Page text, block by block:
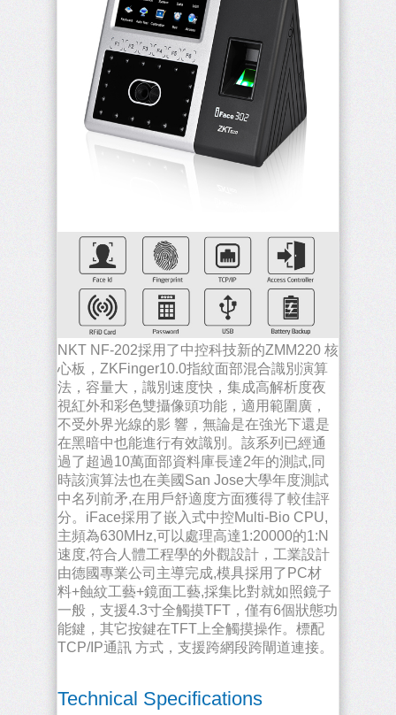
NKT NF-202採用了中控科技新的ZMM220 核
心板，ZKFinger10.0指紋面部混合識別演算
法，容量大，識別速度快，集成高解析度夜
視紅外和彩色雙攝像頭功能，適用範圍廣，
不受外界光線的影 響，無論是在強光下還是
在黑暗中也能進行有效識別。該系列已經通
過了超過10萬面部資料庫長達2年的測試,同
時該演算法也在美國San Jose大學年度測試
中名列前矛,在用戶舒適度方面獲得了較佳評
分。iFace採用了嵌入式中控Multi-Bio CPU,
主頻為630MHz,可以處理高達1:20000的1:N
速度,符合人體工程學的外觀設計，工業設計
由德國專業公司主導完成,模具採用了PC材
料+蝕紋工藝+鏡面工藝,採集比對就如照鏡子
一般，支援4.3寸全觸摸TFT，僅有6個狀態功
能鍵，其它按鍵在TFT上全觸摸操作。標配
TCP/IP通訊 方式，支援跨網段跨閘道連接。
Technical Specifications